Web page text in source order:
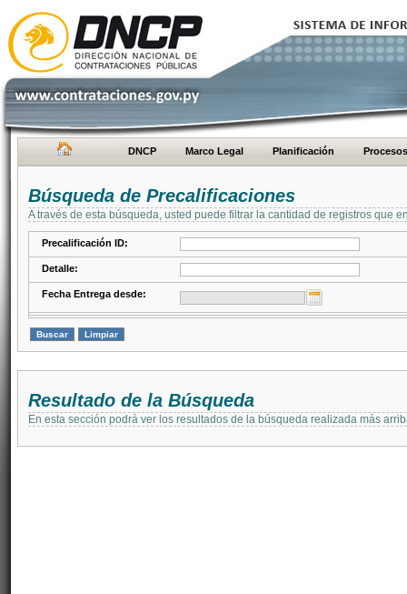
DNCP Marco Legal Planificación Procesos
Búsqueda de Precalificaciones
A través de esta búsqueda, usted puede filtrar la cantidad de registros que
Precalificación ID:
Detalle:
Fecha Entrega desde:
Resultado de la Búsqueda
En esta sección podrá ver los resultados de la búsqueda realizada más